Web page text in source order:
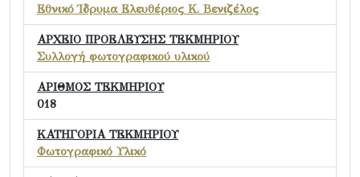
Εθνικό Ίδρυμα Ελευθέριος Κ. Βενιζέλος
ΑΡΧΕΙΟ ΠΡΟΕΛΕΥΣΗΣ ΤΕΚΜΗΡΙΟΥ
Συλλογή φωτογραφικού υλικού
ΑΡΙΘΜΟΣ ΤΕΚΜΗΡΙΟΥ
018
ΚΑΤΗΓΟΡΙΑ ΤΕΚΜΗΡΙΟΥ
Φωτογραφικό Υλικό